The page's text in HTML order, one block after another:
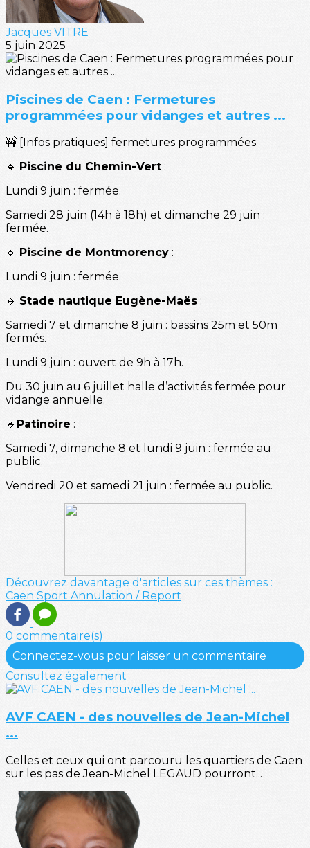
Jacques VITRE
5 juin 2025
Piscines de Caen : Fermetures
programmées pour vidanges et autres ...
🚧 [Infos pratiques] fermetures programmées
🔹 Piscine du Chemin-Vert :
Lundi 9 juin : fermée.
Samedi 28 juin (14h à 18h) et dimanche 29 juin :
fermée.
🔹 Piscine de Montmorency :
Lundi 9 juin : fermée.
🔹 Stade nautique Eugène-Maës :
Samedi 7 et dimanche 8 juin : bassins 25m et 50m
fermés.
Lundi 9 juin : ouvert de 9h à 17h.
Du 30 juin au 6 juillet halle d’activités fermée pour
vidange annuelle.
🔹 Patinoire :
Samedi 7, dimanche 8 et lundi 9 juin : fermée au
public.
Vendredi 20 et samedi 21 juin : fermée au public.
Découvrez davantage d'articles sur ces thèmes :
Caen Sport Annulation / Report
0 commentaire(s)
Connectez-vous pour laisser un commentaire
Consultez également
AVF CAEN - des nouvelles de Jean-Michel
...
Celles et ceux qui ont parcouru les quartiers de Caen
sur les pas de Jean-Michel LEGAUD pourront...